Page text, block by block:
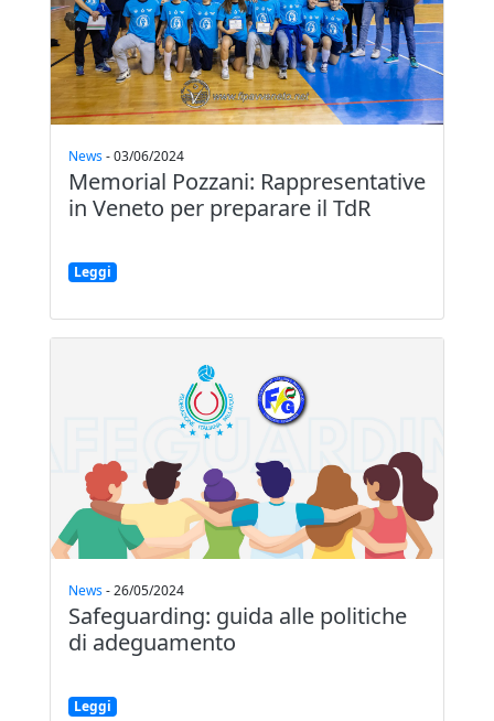
News-03/06/2024
Memorial Pozzani: Rappresentative
in Veneto per preparare il TdR
Leggi
News-26/05/2024
Safeguarding: guida alle politiche
di adeguamento
Leggi